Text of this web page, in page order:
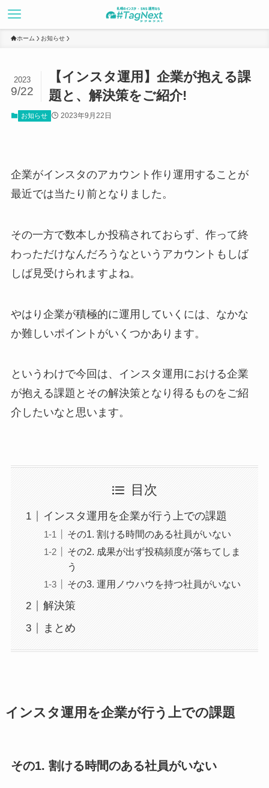
ホーム お知らせ
【インスタ運用】企業が抱える課
題と、解決策をご紹介!
2023
9/22
お知らせ 2023年9月22日
企業がインスタのアカウント作り運用することが
最近では当たり前となりました。
その一方で数本しか投稿されておらず、作って終
わっただけなんだろうなというアカウントもしば
しば見受けられますよね。
やはり企業が積極的に運用していくには、なかな
か難しいポイントがいくつかあります。
というわけで今回は、インスタ運用における企業
が抱える課題とその解決策となり得るものをご紹
介したいなと思います。
目次
インスタ運用を企業が行う上での課題
その1. 割ける時間のある社員がいない
その2. 成果が出ず投稿頻度が落ちてしま
う
その3. 運用ノウハウを持つ社員がいない
解決策
まとめ
インスタ運用を企業が行う上での課題
その1. 割ける時間のある社員がいない